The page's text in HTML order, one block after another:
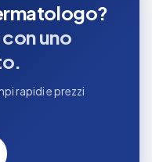
uno
rapidi e prezzi